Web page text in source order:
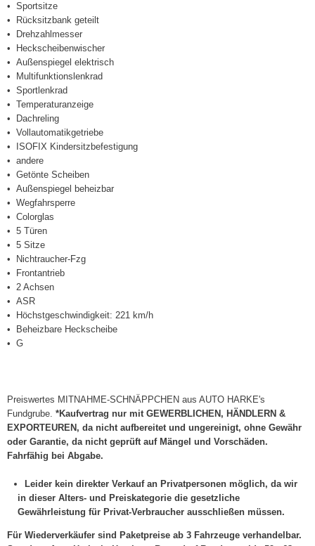
Sportsitze
Rücksitzbank geteilt
Drehzahlmesser
Heckscheibenwischer
Außenspiegel elektrisch
Multifunktionslenkrad
Sportlenkrad
Temperaturanzeige
Dachreling
Vollautomatikgetriebe
ISOFIX Kindersitzbefestigung
andere
Getönte Scheiben
Außenspiegel beheizbar
Wegfahrsperre
Colorglas
5 Türen
5 Sitze
Nichtraucher-Fzg
Frontantrieb
2 Achsen
ASR
Höchstgeschwindigkeit: 221 km/h
Beheizbare Heckscheibe
G
Preiswertes MITNAHME-SCHNÄPPCHEN aus AUTO HARKE's
Fundgrube. *Kaufvertrag nur mit GEWERBLICHEN, HÄNDLERN &
EXPORTEUREN, da nicht aufbereitet und ungereinigt, ohne Gewähr
oder Garantie, da nicht geprüft auf Mängel und Vorschäden.
Fahrfähig bei Abgabe.
Leider kein direkter Verkauf an Privatpersonen möglich, da wir
in dieser Alters- und Preiskategorie die gesetzliche
Gewährleistung für Privat-Verbraucher ausschließen müssen.
Für Wiederverkäufer sind Paketpreise ab 3 Fahrzeuge verhandelbar.